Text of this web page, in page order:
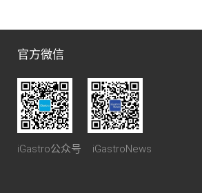
官方微信
iGastro公众号 iGastroNews